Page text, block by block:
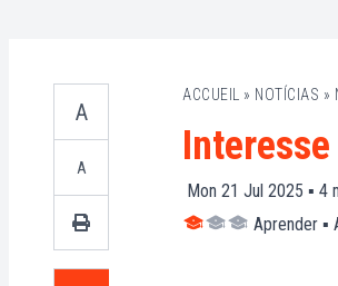
A
A
ACCUEIL » NOTÍCIAS »
Mon 21 Jul 2025 ▪ 4
Aprender ▪